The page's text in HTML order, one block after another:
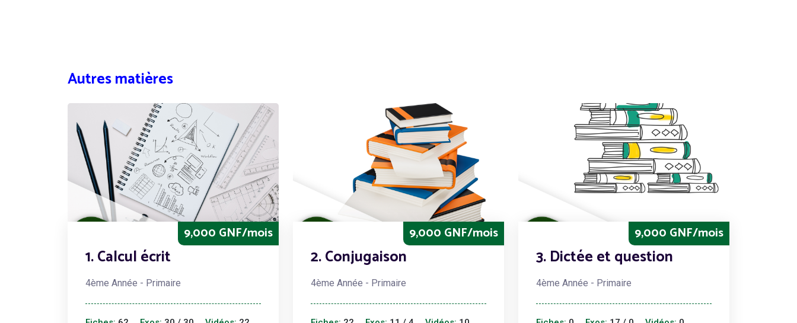
Autres matières
9,000 GNF/mois
1. Calcul écrit
4ème Année - Primaire
9,000 GNF/mois
2. Conjugaison
4ème Année - Primaire
9,000 GNF/mois
3. Dictée et question
4ème Année - Primaire